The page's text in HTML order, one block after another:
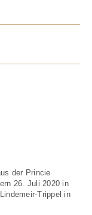
der Princie
26. Juli 2020 in
Trippel in